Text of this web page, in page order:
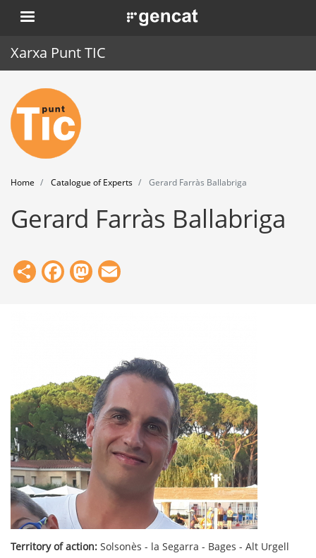
Skip
to
. Obre en una nova finestra.
Xarxa Punt TIC
Home
Punt TIC
News
Events
Training
Tools
Home Catalogue of Experts Gerard Farràs Ballabriga
Gerard Farràs Ballabriga
ShareFacebook
Mastodon
Territory of action: Solsonès - la Segarra - Bages - Alt Urgell